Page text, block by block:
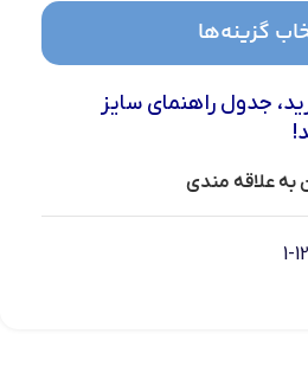
گزینه‌ها
جدول راهنمای سایز
به علاقه مندی